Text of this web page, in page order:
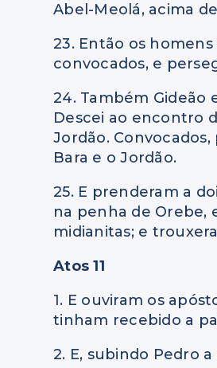
Abel-Meolá, acima
23. Então os
convocados, e
24. Também Gideão
Descei ao encontro
Jordão.
Bara e o Jordão.
25. E prenderam a
na penha de Orebe,
midianitas; e
Atos 11
1. E ouviram os
tinham recebido a
2. E, subindo Pedro